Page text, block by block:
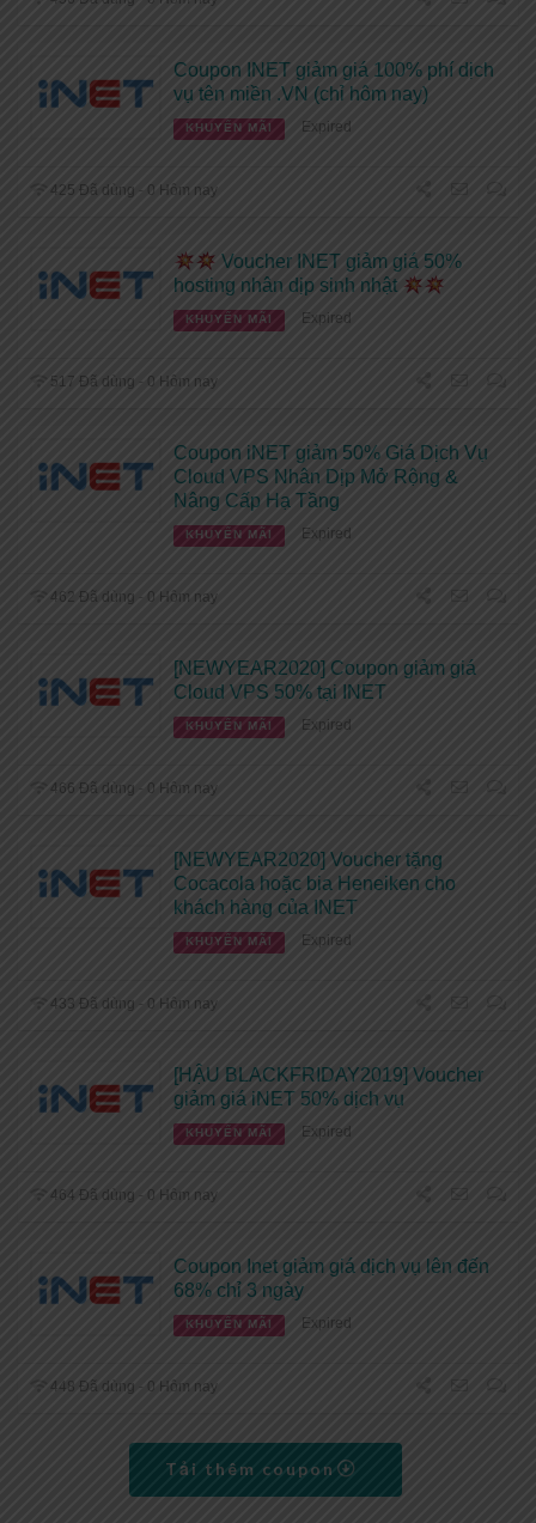
Coupon INET giảm giá 100% phí dịch
vụ tên miền .VN (chỉ hôm nay)
KHUYẾN MÃI Expired
425 Đã dùng - 0 Hôm nay
Voucher INET giảm giá 50%
hosting nhân dịp sinh nhật
KHUYẾN MÃI Expired
517 Đã dùng - 0 Hôm nay
Coupon iNET giảm 50% Giá Dịch Vụ
Cloud VPS Nhân Dịp Mở Rộng &
Nâng Cấp Hạ Tầng
KHUYẾN MÃI Expired
462 Đã dùng - 0 Hôm nay
[NEWYEAR2020] Coupon giảm giá
Cloud VPS 50% tại INET
KHUYẾN MÃI Expired
466 Đã dùng - 0 Hôm nay
[NEWYEAR2020] Voucher tặng
Cocacola hoặc bia Heneiken cho
khách hàng của INET
KHUYẾN MÃI Expired
433 Đã dùng - 0 Hôm nay
[HẬU BLACKFRIDAY2019] Voucher
giảm giá iNET 50% dịch vụ
KHUYẾN MÃI Expired
464 Đã dùng - 0 Hôm nay
Coupon Inet giảm giá dịch vụ lên đến
68% chỉ 3 ngày
KHUYẾN MÃI Expired
448 Đã dùng - 0 Hôm nay
Tải thêm coupon